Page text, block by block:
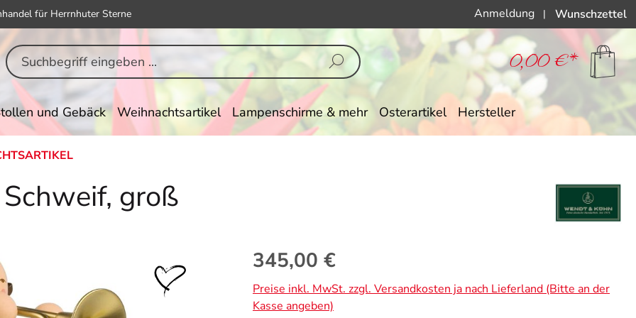
für Herrnhuter Sterne Anmeldung | Wunschzettel
0,00 €*
und Gebäck Weihnachtsartikel Lampenschirme & mehr Osterartikel Hersteller
groß
Regulärer Preis:
345,00 €
Preise inkl. MwSt. zzgl. Versandkosten ja nach Lieferland (Bitte an der
Kasse angeben)